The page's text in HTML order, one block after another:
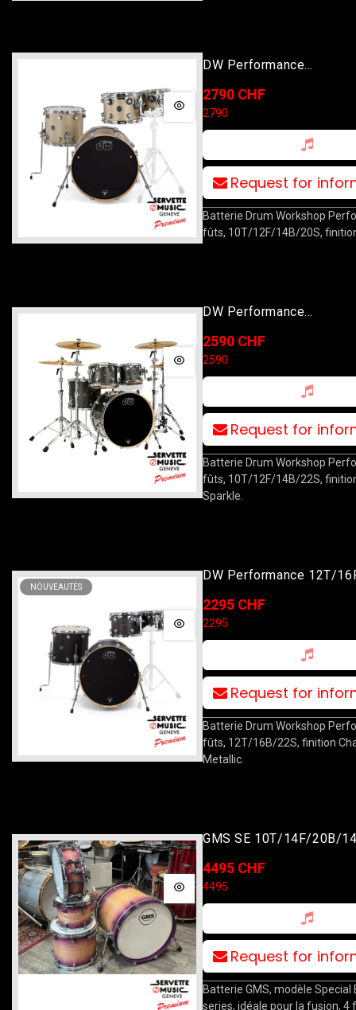
DW Performance
2790 CHF
2790
Request for
Batterie Drum Workshop
fûts, 10T/12F/14B/20S,
DW Performance
2590 CHF
2590
Request for
Batterie Drum Workshop
fûts, 10T/12F/14B/22S,
Sparkle.
NOUVEAUTES
DW Performance 12T/
2295 CHF
2295
Request for
Batterie Drum Workshop
fûts, 12T/16B/22S, finition
Metallic.
GMS SE 10T/14F/20B/
4495 CHF
4495
Request for
Batterie GMS, modèle Special
series, idéale pour la fusion, 4